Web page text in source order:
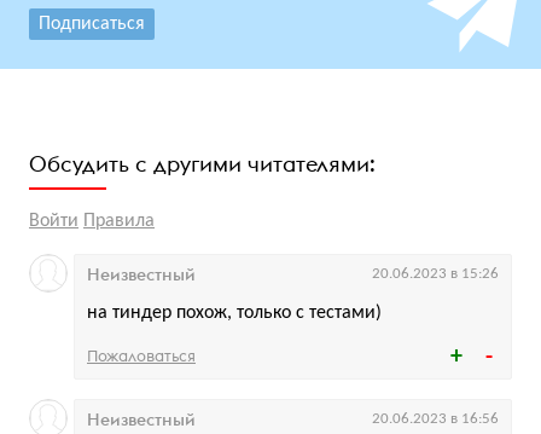
Подписаться
Обсудить с другими читателями:
Войти Правила
на тиндер похож, только с тестами)
Неизвестный 20.06.2023 в 15:26
Пожаловаться
Неизвестный 20.06.2023 в 16:56